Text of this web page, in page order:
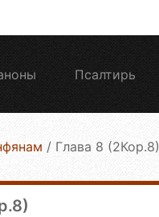
Псалтирь
/ Глава 8 (2Кор.8)